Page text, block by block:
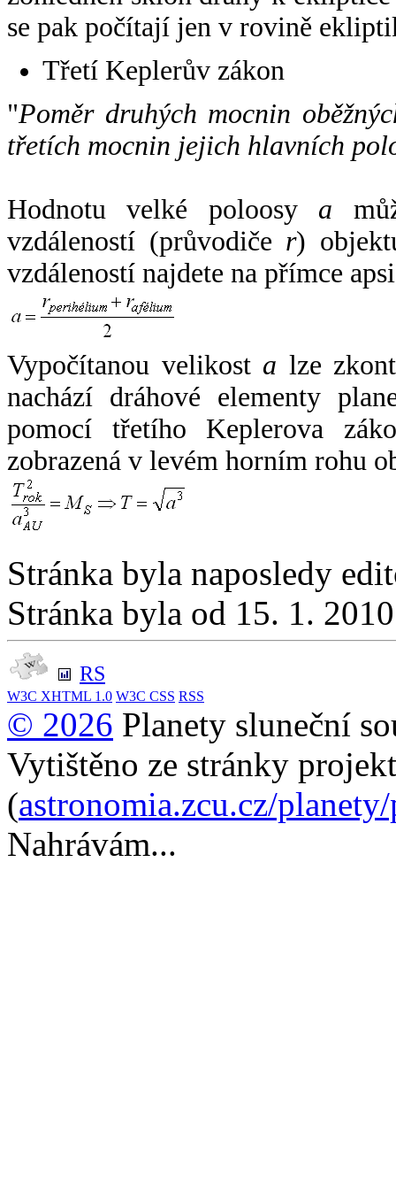
se pak počítají jen v rovině
Třetí Keplerův zákon
"Poměr druhých mocnin
třetích mocnin jejich hlavních
Hodnotu velké poloosy a
vzdáleností (průvodiče r)
vzdáleností najdete na přímce
Vypočítanou velikost a lze
nachází dráhové elementy
pomocí třetího Keplerova
zobrazená v levém horním rohu
Stránka byla naposledy
Stránka byla od 15. 1.
RS
W3C XHTML 1.0 W3C CSS RSS
© 2026 Planety sluneční
Vytištěno ze stránky
(astronomia.zcu.cz/
Nahrávám...